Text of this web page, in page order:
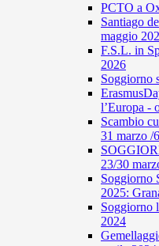
PCTO a
Santiago
maggio
F.S.L. in
2026
Soggiorno
l’Europa -
Scambio
31 marzo /
23/30
Soggiorno
2025:
Soggiorno
2024